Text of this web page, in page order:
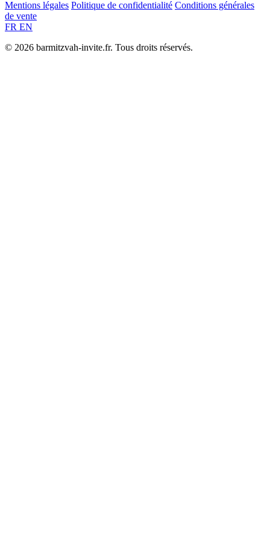
Mentions légales Politique de confidentialité Conditions générales
de vente
FR EN
© 2026 barmitzvah-invite.fr. Tous droits réservés.